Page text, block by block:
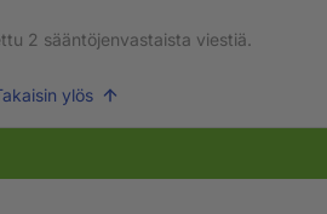
2 sääntöjenvastaista viestiä.
ylös